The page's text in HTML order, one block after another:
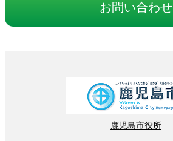
お問い合わせ
鹿児島市役所